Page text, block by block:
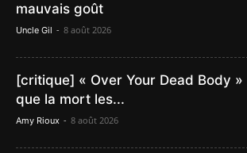
mauvais goût
Uncle Gil - 8 août 2026
[critique] « Over Your Dead Body »
que la mort les...
Amy Rioux - 8 août 2026